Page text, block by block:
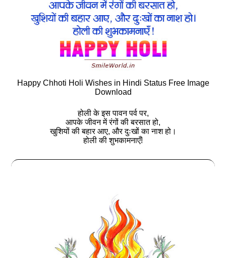
Happy Chhoti Holi Wishes in Hindi Status Free Image
Download
होली के इस पावन पर्व पर,
आपके जीवन में रंगों की बरसात हो,
खुशियों की बहार आए, और दुःखों का नाश हो।
होली की शुभकामनाएँ!